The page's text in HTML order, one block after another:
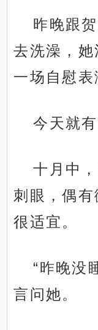
昨晚跟
去洗澡，
一场自慰表
今天就
十月中
刺眼，偶
很适宜。
“昨晚没
言问她。